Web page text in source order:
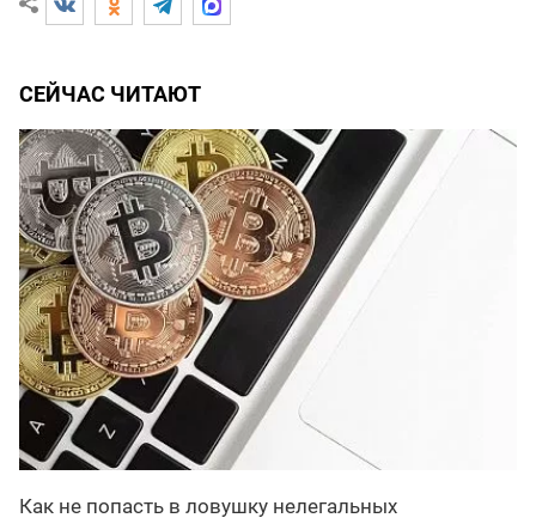
СЕЙЧАС ЧИТАЮТ
Как не попасть в ловушку нелегальных